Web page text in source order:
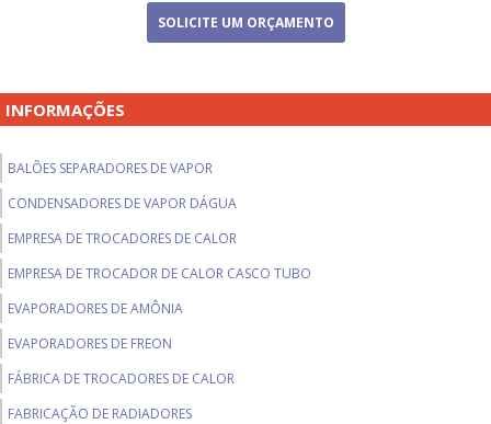
SOLICITE UM ORÇAMENTO
INFORMAÇÕES
BALÕES SEPARADORES DE VAPOR
CONDENSADORES DE VAPOR DÁGUA
EMPRESA DE TROCADORES DE CALOR
EMPRESA DE TROCADOR DE CALOR CASCO TUBO
EVAPORADORES DE AMÔNIA
EVAPORADORES DE FREON
FÁBRICA DE TROCADORES DE CALOR
FABRICAÇÃO DE RADIADORES